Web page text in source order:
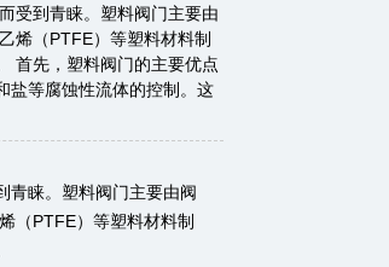
受到青睐。塑料阀门主要由
烯（PTFE）等塑料材料制
首先，塑料阀门的主要优点
盐等腐蚀性流体的控制。这
青睐。塑料阀门主要由阀
（PTFE）等塑料材料制